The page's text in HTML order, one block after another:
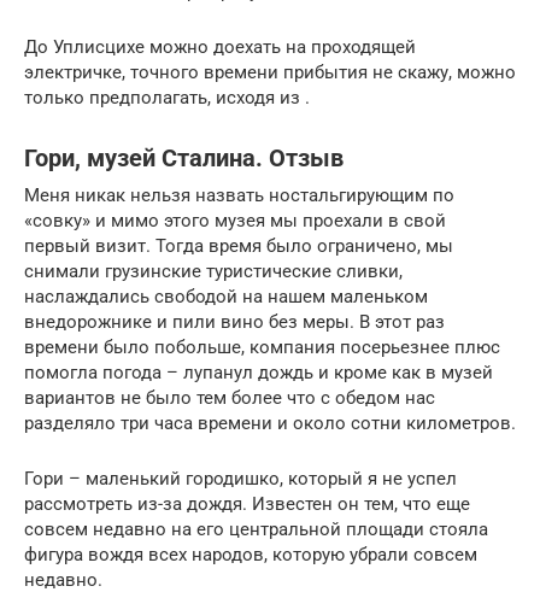
До Уплисцихе можно доехать на проходящей
электричке, точного времени прибытия не скажу, можно
только предполагать, исходя из .
Гори, музей Сталина. Отзыв
Меня никак нельзя назвать ностальгирующим по
«совку» и мимо этого музея мы проехали в свой
первый визит. Тогда время было ограничено, мы
снимали грузинские туристические сливки,
наслаждались свободой на нашем маленьком
внедорожнике и пили вино без меры. В этот раз
времени было побольше, компания посерьезнее плюс
помогла погода – лупанул дождь и кроме как в музей
вариантов не было тем более что с обедом нас
разделяло три часа времени и около сотни километров.
Гори – маленький городишко, который я не успел
рассмотреть из-за дождя. Известен он тем, что еще
совсем недавно на его центральной площади стояла
фигура вождя всех народов, которую убрали совсем
недавно.